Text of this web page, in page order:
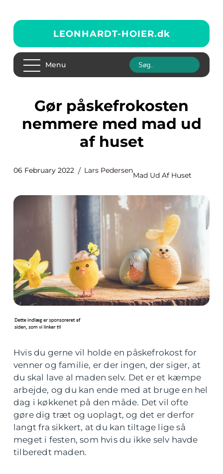
LEONHARDT-HOIER.dk
Menu
Gør påskefrokosten
nemmere med mad ud
af huset
06 February 2022 Lars Pedersen
Mad Ud Af Huset
Hvis du gerne vil holde en påskefrokost for
venner og familie, er der ingen, der siger, at
du skal lave al maden selv. Det er et kæmpe
arbejde, og du kan ende med at bruge en hel
dag i køkkenet på den måde. Det vil ofte
gøre dig træt og uoplagt, og det er derfor
langt fra sikkert, at du kan tiltage lige så
meget i festen, som hvis du ikke selv havde
tilberedt maden.